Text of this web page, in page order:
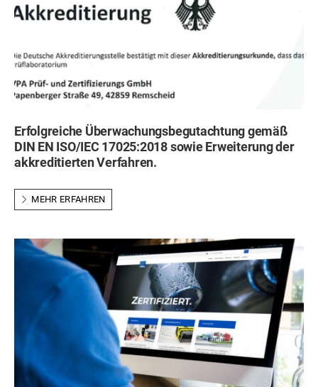
Erfolgreiche Überwachungsbegutachtung gemäß
DIN EN ISO/IEC 17025:2018 sowie Erweiterung der
akkreditierten Verfahren.
MEHR ERFAHREN